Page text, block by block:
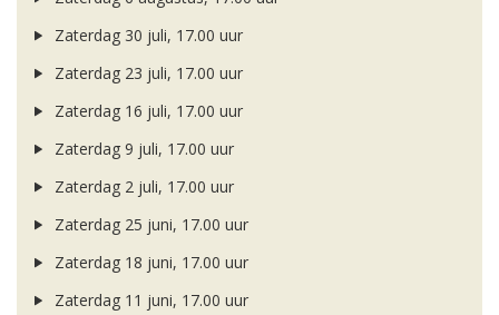
Zaterdag 30 juli, 17.00 uur
Zaterdag 23 juli, 17.00 uur
Zaterdag 16 juli, 17.00 uur
Zaterdag 9 juli, 17.00 uur
Zaterdag 2 juli, 17.00 uur
Zaterdag 25 juni, 17.00 uur
Zaterdag 18 juni, 17.00 uur
Zaterdag 11 juni, 17.00 uur